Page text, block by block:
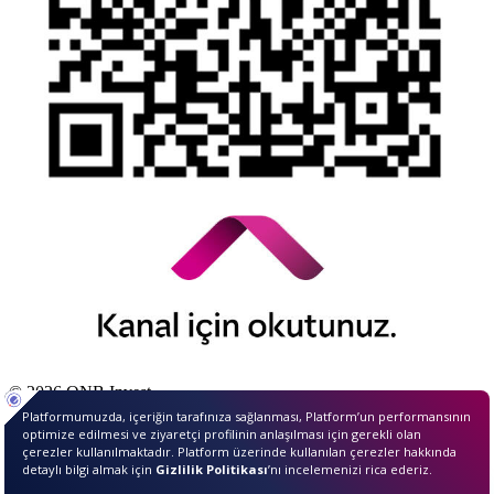
© 2026 QNB Invest,
QNBiştirakidir.